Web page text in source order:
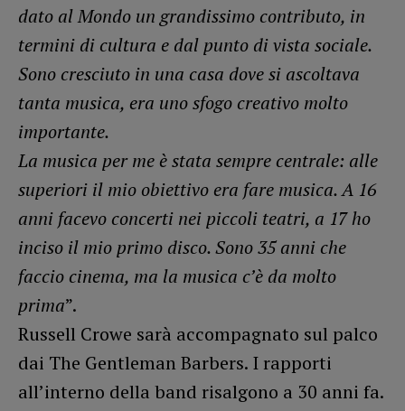
dato al Mondo un grandissimo contributo, in
termini di cultura e dal punto di vista sociale.
Sono cresciuto in una casa dove si ascoltava
tanta musica, era uno sfogo creativo molto
importante.
La musica per me è stata sempre centrale: alle
superiori il mio obiettivo era fare musica. A 16
anni facevo concerti nei piccoli teatri, a 17 ho
inciso il mio primo disco. Sono 35 anni che
faccio cinema, ma la musica c’è da molto
prima”.
Russell Crowe sarà accompagnato sul palco
dai The Gentleman Barbers. I rapporti
all’interno della band risalgono a 30 anni fa.